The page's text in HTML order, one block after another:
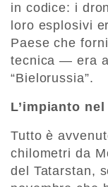
in codice: i
loro esplosivi
Paese che
tecnica — era a
“Bielorussia”.
L’impianto
Tutto è
chilometri da
del Tatarstan,